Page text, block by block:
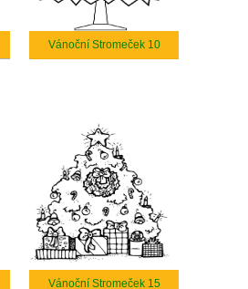
Vánoční Stromeček 10
Vánoční Stromeček 15